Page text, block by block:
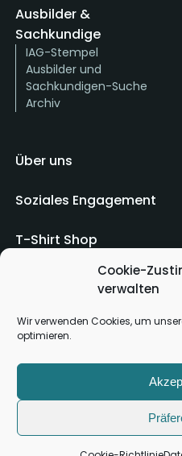
Cookie-
verwalten
Wir verwenden Cookies, um
optimieren.
Ausbilder &
Sachkundige
IAG-Stempel
Ausbilder und
Sachkundigen-Suche
Archiv
Über uns
Soziales Engagement
T-Shirt Shop
Impressum